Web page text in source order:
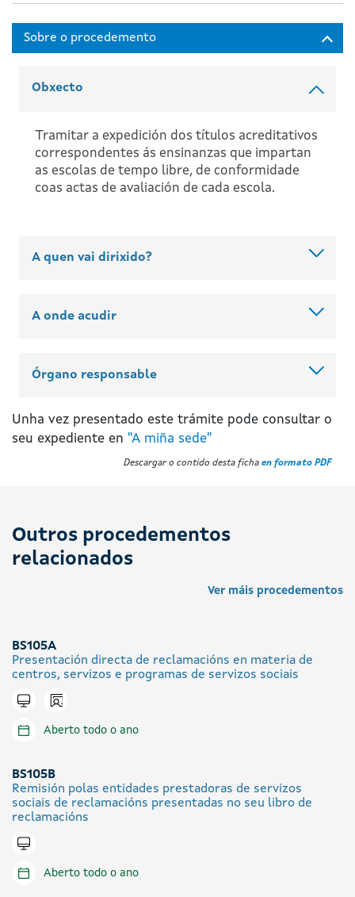
Obxecto
Tramitar a expedición dos títulos acreditativos
correspondentes ás ensinanzas que impartan
as escolas de tempo libre, de conformidade
coas actas de avaliación de cada escola.
A quen vai dirixido?
A onde acudir
Órgano responsable
Unha vez presentado este trámite pode consultar o
seu expediente en "A miña sede"
Descargar o contido desta ficha en formato PDF
Outros procedementos
relacionados
Ver máis procedementos
BS105A
Presentación directa de reclamacións en materia de
centros, servizos e programas de servizos sociais
Tramitar en liña
Icono presencial
Aberto todo o ano
BS105B
Remisión polas entidades prestadoras de servizos
sociais de reclamacións presentadas no seu libro de
reclamacións
Tramitar en liña
Aberto todo o ano